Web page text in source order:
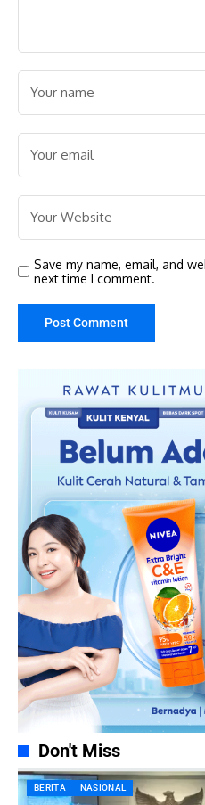
Save my name, email, and
next time I comment.
Don't Miss
BERITA NASIONAL